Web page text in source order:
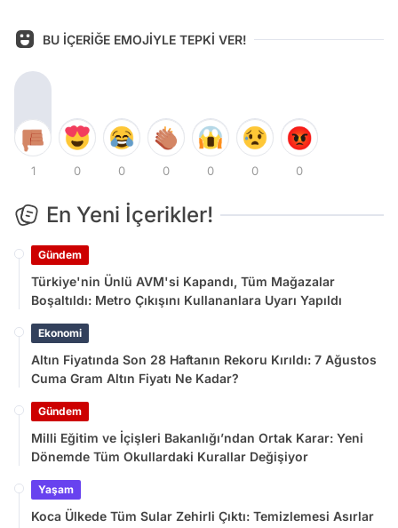
BU İÇERİĞE EMOJİYLE TEPKİ VER!
1 0 0 0 0 0 0
En Yeni İçerikler!
Gündem
Türkiye'nin Ünlü AVM'si Kapandı, Tüm Mağazalar
Boşaltıldı: Metro Çıkışını Kullananlara Uyarı Yapıldı
Ekonomi
Altın Fiyatında Son 28 Haftanın Rekoru Kırıldı: 7 Ağustos
Cuma Gram Altın Fiyatı Ne Kadar?
Gündem
Milli Eğitim ve İçişleri Bakanlığı’ndan Ortak Karar: Yeni
Dönemde Tüm Okullardaki Kurallar Değişiyor
Yaşam
Koca Ülkede Tüm Sular Zehirli Çıktı: Temizlemesi Asırlar